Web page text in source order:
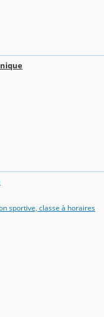
sportive, classe à horaires